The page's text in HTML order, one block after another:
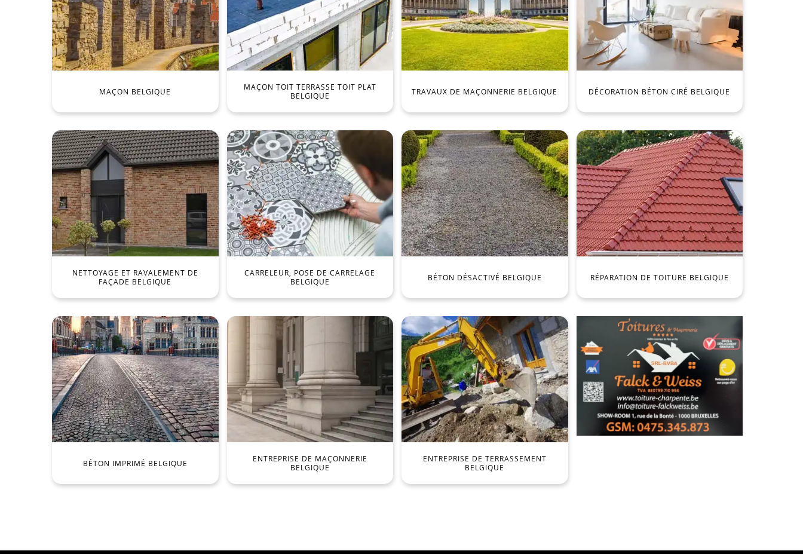
MAÇON BELGIQUE
MAÇON TOIT TERRASSE TOIT PLAT
BELGIQUE
TRAVAUX DE MAÇONNERIE BELGIQUE DÉCORATION BÉTON CIRÉ BELGIQUE
NETTOYAGE ET RAVALEMENT DE
FAÇADE BELGIQUE
CARRELEUR, POSE DE CARRELAGE
BELGIQUE
BÉTON DÉSACTIVÉ BELGIQUE RÉPARATION DE TOITURE BELGIQUE
BÉTON IMPRIMÉ BELGIQUE
ENTREPRISE DE MAÇONNERIE
BELGIQUE
ENTREPRISE DE TERRASSEMENT
BELGIQUE